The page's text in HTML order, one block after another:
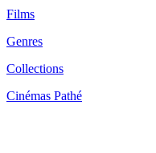
Films
Genres
Collections
Cinémas Pathé